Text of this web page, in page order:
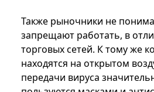
Также рыночники не
запрещают работать, в
торговых сетей. К тому же
находятся на открытом
передачи вируса